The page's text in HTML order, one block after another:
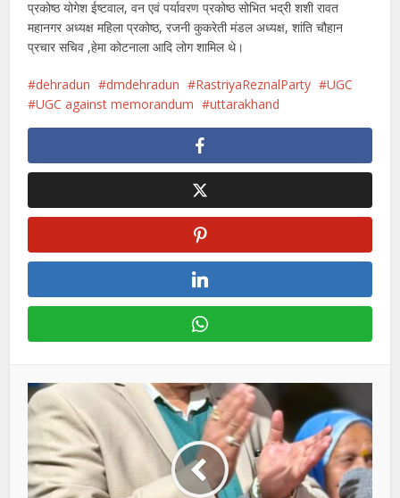
प्रकोष्ठ योगेश ईष्टवाल, वन एवं पर्यावरण प्रकोष्ठ सोभित भद्री शशी रावत
महानगर अध्यक्ष महिला प्रकोष्ठ, रजनी कुकरेती मंडल अध्यक्ष, शांति चौहान
प्रचार सचिव ,हेमा कोटनाला आदि लोग शामिल थे।
dehradun dmdehradun RastriyaReznalParty
UGC
UGC against memorandum
uttarakhand